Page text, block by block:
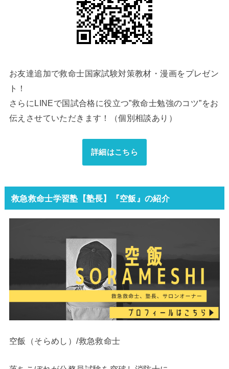
お友達追加で救命士国家試験対策教材・漫画をプレゼン
ト！
さらにLINEで国試合格に役立つ”救命士勉強のコツ”をお
伝えさせていただきます！（個別相談あり）
詳細はこちら
救急救命士学習塾【塾長】『空飯』の紹介
空飯（そらめし）/救急救命士